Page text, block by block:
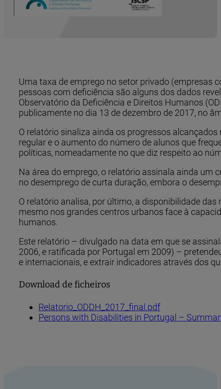
Uma taxa de emprego no setor privado (empresas
pessoas com deficiência são alguns dos dados
Observatório da Deficiência e Direitos Humanos
publicamente no dia 13 de dezembro de 2017, no
O relatório sinaliza ainda os progressos
regular e o aumento do número de alunos que
políticas, nomeadamente no que diz respeito ao
Na área do emprego, o relatório assinala ainda um
no desemprego de curta duração, embora o
O relatório analisa, por último, a disponibilidade
mesmo nos grandes centros urbanos face à
humanos.
Este relatório – divulgado na data em que se
2006, e ratificada por Portugal em 2009) –
e internacionais, e extrair indicadores através dos
Download de ficheiros
Relatorio_ODDH_2017_final.pdf
Persons with Disabilities in Portugal –